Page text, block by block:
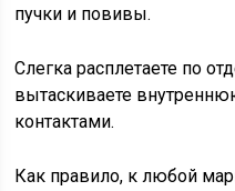
пучки и повивы.
Слегка расплетаете по
вытаскиваете
контактами.
Как правило, к любой